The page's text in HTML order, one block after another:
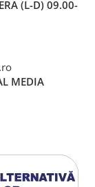
(L-D) 09.00-
MEDIA